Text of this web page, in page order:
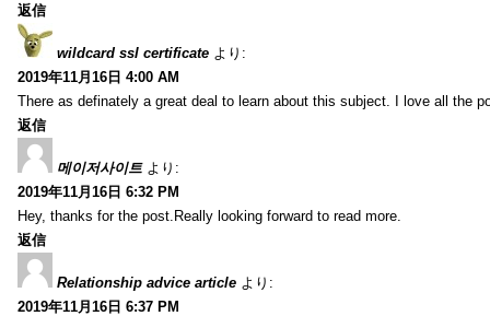
返信
wildcard ssl certificate より:
2019年11月16日 4:00 AM
There as definately a great deal to learn about this subject. I love all the
返信
메이저사이트 より:
2019年11月16日 6:32 PM
Hey, thanks for the post.Really looking forward to read more.
返信
Relationship advice article より:
2019年11月16日 6:37 PM